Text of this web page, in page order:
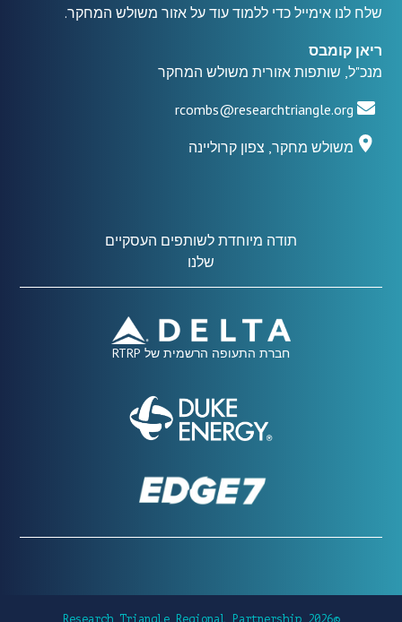
שלח לנו אימייל כדי ללמוד עוד על אזור משולש המחקר.
ריאן קומבס
מנכ"ל, שותפות אזורית משולש המחקר
rcombs@researchtriangle.org
משולש מחקר, צפון קרוליינה
תודה מיוחדת לשותפים העסקיים
שלנו
חברת התעופה הרשמית של RTRP